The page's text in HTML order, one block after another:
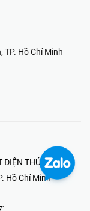
Hồ Chí Minh
ĐIỆN THÚY NHI
Hồ Chí Minh